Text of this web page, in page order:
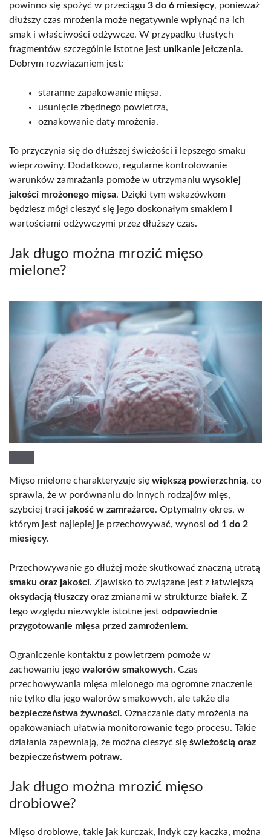
powinno się spożyć w przeciągu 3 do 6 miesięcy, ponieważ
dłuższy czas mrożenia może negatywnie wpłynąć na ich
smak i właściwości odżywcze. W przypadku tłustych
fragmentów szczególnie istotne jest unikanie jełczenia.
Dobrym rozwiązaniem jest:
staranne zapakowanie mięsa,
usunięcie zbędnego powietrza,
oznakowanie daty mrożenia.
To przyczynia się do dłuższej świeżości i lepszego smaku
wieprzowiny. Dodatkowo, regularne kontrolowanie
warunków zamrażania pomoże w utrzymaniu wysokiej
jakości mrożonego mięsa. Dzięki tym wskazówkom
będziesz mógł cieszyć się jego doskonałym smakiem i
wartościami odżywczymi przez dłuższy czas.
Jak długo można mrozić mięso
mielone?
Mięso mielone charakteryzuje się większą powierzchnią, co
sprawia, że w porównaniu do innych rodzajów mięs,
szybciej traci jakość w zamrażarce. Optymalny okres, w
którym jest najlepiej je przechowywać, wynosi od 1 do 2
miesięcy.
Przechowywanie go dłużej może skutkować znaczną utratą
smaku oraz jakości. Zjawisko to związane jest z łatwiejszą
oksydacją tłuszczyoraz zmianami w strukturze białek. Z
tego względu niezwykle istotne jest odpowiednie
przygotowanie mięsa przed zamrożeniem.
Ograniczenie kontaktu z powietrzem pomoże w
zachowaniu jego walorów smakowych. Czas
przechowywania mięsa mielonego ma ogromne znaczenie
nie tylko dla jego walorów smakowych, ale także dla
bezpieczeństwa żywności. Oznaczanie daty mrożenia na
opakowaniach ułatwia monitorowanie tego procesu. Takie
działania zapewniają, że można cieszyć się świeżością oraz
bezpieczeństwem potraw.
Jak długo można mrozić mięso
drobiowe?
Mięso drobiowe, takie jak kurczak, indyk czy kaczka, można